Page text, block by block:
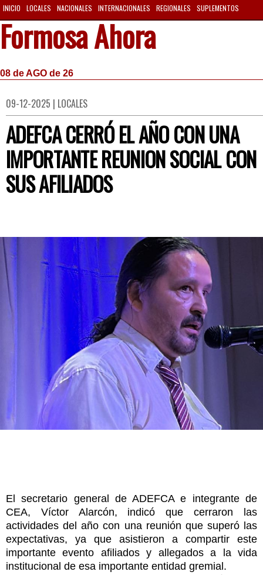
INICIO LOCALES NACIONALES INTERNACIONALES REGIONALES SUPLEMENTOS
Formosa Ahora
08 de AGO de 26
09-12-2025 | LOCALES
ADEFCA CERRÓ EL AÑO CON UNA
IMPORTANTE REUNION SOCIAL CON
SUS AFILIADOS
El secretario general de ADEFCA e integrante de
CEA, Víctor Alarcón, indicó que cerraron las
actividades del año con una reunión que superó las
expectativas, ya que asistieron a compartir este
importante evento afiliados y allegados a la vida
institucional de esa importante entidad gremial.